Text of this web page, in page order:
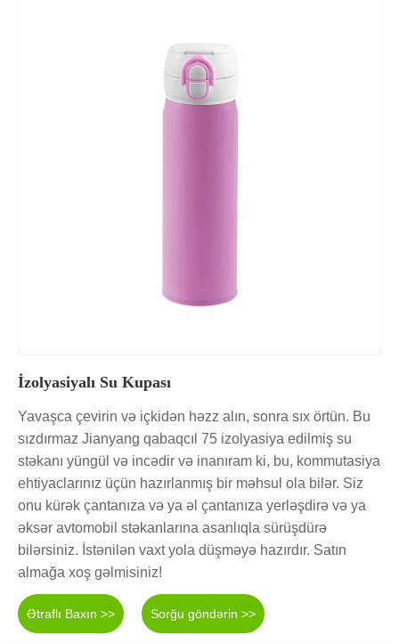
İzolyasiyalı Su Kupası
Yavaşca çevirin və içkidən həzz alın, sonra sıx örtün. Bu
sızdırmaz Jianyang qabaqcıl 75 izolyasiya edilmiş su
stəkanı yüngül və incədir və inanıram ki, bu, kommutasiya
ehtiyaclarınız üçün hazırlanmış bir məhsul ola bilər. Siz
onu kürək çantanıza və ya əl çantanıza yerləşdirə və ya
əksər avtomobil stəkanlarına asanlıqla sürüşdürə
bilərsiniz. İstənilən vaxt yola düşməyə hazırdır. Satın
almağa xoş gəlmisiniz!
Ətraflı Baxın >> Sorğu göndərin >>